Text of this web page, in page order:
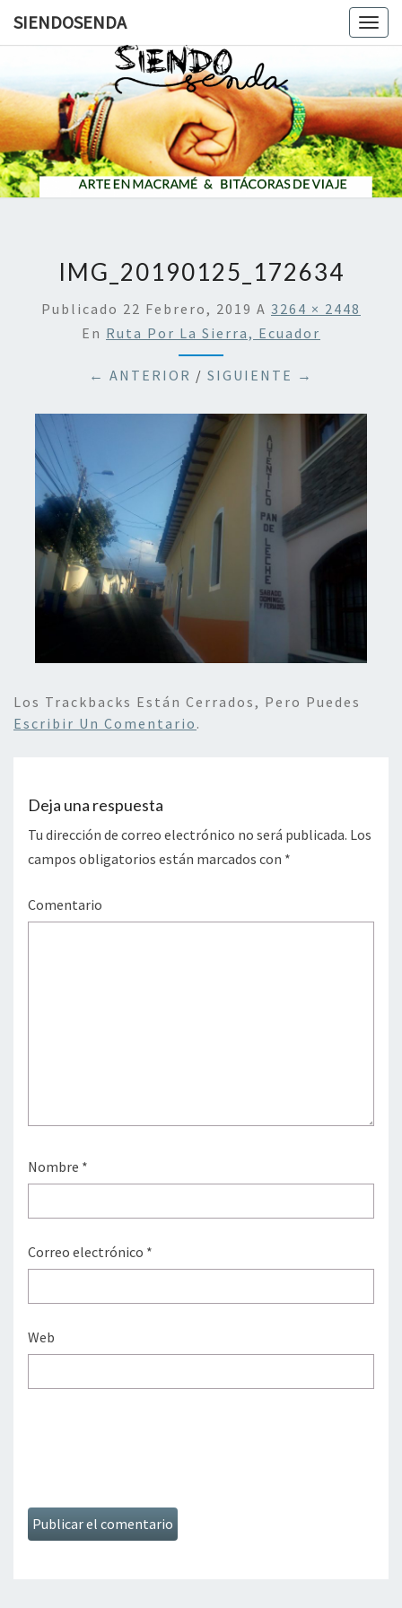
SIENDOSENDA
IMG_20190125_172634
Publicado 22 Febrero, 2019 A 3264 × 2448
En Ruta Por La Sierra, Ecuador
← ANTERIOR / SIGUIENTE →
Los Trackbacks Están Cerrados, Pero Puedes
Escribir Un Comentario .
Deja una respuesta
Tu dirección de correo electrónico no será publicada. Los
campos obligatorios están marcados con *
Comentario
Nombre *
Correo electrónico *
Web